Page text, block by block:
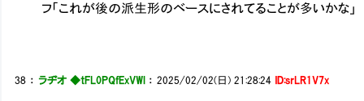
フ「これが後の派生形のベースにされてることが多いかな」
38 ：ラヂオ ◆tFL0PQfExVWl ：2025/02/02(日) 21:28:24 ID:srLR1V7x